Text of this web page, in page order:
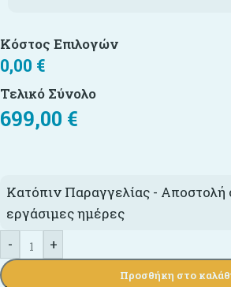
Κόστος Επιλογών
0,00 €
Τελικό Σύνολο
699,00 €
Κατόπιν Παραγγελίας - Αποστολή
εργάσιμες ημέρες
-
+
Προσθήκη στο